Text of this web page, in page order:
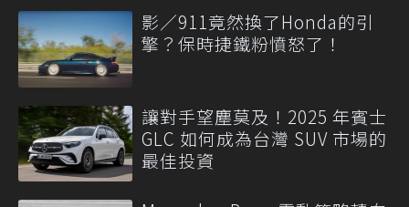
影／911竟然換了Honda的引
擎？保時捷鐵粉憤怒了！
讓對手望塵莫及！2025 年賓士
GLC 如何成為台灣 SUV 市場的
最佳投資